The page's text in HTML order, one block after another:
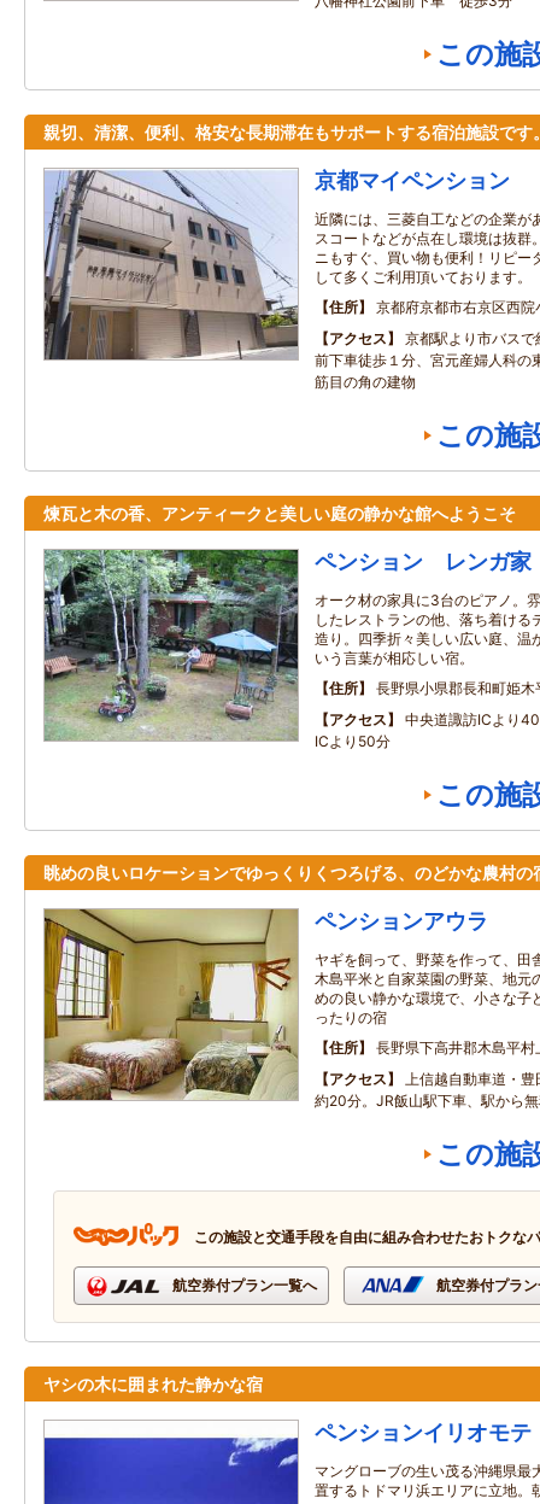
この施
親切、清潔、便利、格安な長期滞在もサポートする宿泊施設です
京都マイペンション
近隣には、三菱自工などの企業が
スコートなどが点在し環境は抜群
ニもすぐ、買い物も便利！リピー
して多くご利用頂いております。
住所
京都府京都市右京区西院
アクセス
京都駅より市バス
前下車徒歩１分、宮元産婦人科の
筋目の角の建物
この施
煉瓦と木の香、アンティークと美しい庭の静かな館へようこそ
ペンション レンガ家
オーク材の家具に3台のピアノ。
したレストランの他、落ち着ける
造り。四季折々美しい広い庭、温
いう言葉が相応しい宿。
住所
長野県小県郡長和町姫木
アクセス
中央道諏訪ICより
ICより50分
この施
眺めの良いロケーションでゆっくりくつろげる、のどかな農村の
ペンションアウラ
ヤギを飼って、野菜を作って、田
木島平米と自家菜園の野菜、地元
めの良い静かな環境で、小さな子
ったりの宿
住所
長野県下高井郡木島平
アクセス
上信越自動車道・
約20分。JR飯山駅下車、駅から
この施
この施設と交通手段を自由に組み合わせたおトクな
航空券付プラン一覧へ 航空券付プラ
ヤシの木に囲まれた静かな宿
ペンションイリオモテ
マングローブの生い茂る沖縄県最
置するトドマリ浜エリアに立地。